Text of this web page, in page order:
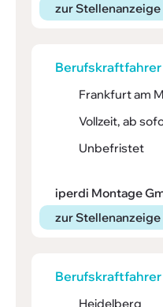
zur Stellenanzeige
Frankfurt am
Vollzeit, ab
Unbefristet
iperdi Montage
zur Stellenanzeige
Heidelberg